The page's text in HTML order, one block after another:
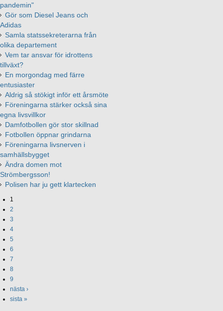
pandemin"
Gör som Diesel Jeans och
Adidas
Samla statssekreterarna från
olika departement
Vem tar ansvar för idrottens
tillväxt?
En morgondag med färre
entusiaster
Aldrig så stökigt inför ett årsmöte
Föreningarna stärker också sina
egna livsvillkor
Damfotbollen gör stor skillnad
Fotbollen öppnar grindarna
Föreningarna livsnerven i
samhällsbygget
Ändra domen mot
Strömbergsson!
Polisen har ju gett klartecken
1
2
3
4
5
6
7
8
9
nästa ›
sista »